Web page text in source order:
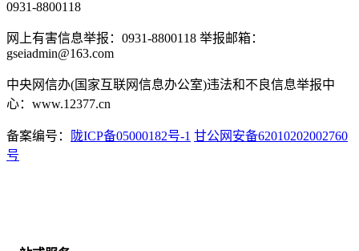
0931-8800118
网上有害信息举报：0931-8800118 举报邮箱：
gseiadmin@163.com
中央网信办(国家互联网信息办公室)违法和不良信息举报中
心：www.12377.cn
备案编号： 陇ICP备05000182号-1 甘公网安备62010202002760
号